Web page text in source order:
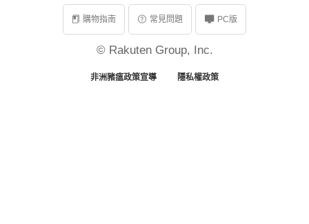
購物指南 常見問題 PC版
© Rakuten Group, Inc.
非洲豬瘟政策宣導 隱私權政策